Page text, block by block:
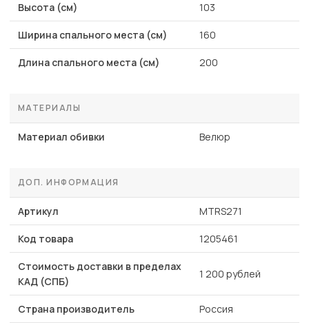
Высота (см) 103
Ширина спального места (см) 160
Длина спального места (см) 200
МАТЕРИАЛЫ
Материал обивки Велюр
ДОП. ИНФОРМАЦИЯ
Артикул MTRS271
Код товара 1205461
Стоимость доставки в пределах
КАД (СПБ)
1 200 рублей
Страна производитель Россия